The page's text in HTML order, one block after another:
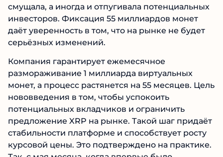
смущала, а иногда и отпугивала потенциальных
инвесторов. Фиксация 55 миллиардов монет
даёт уверенность в том, что на рынке не будет
серьёзных изменений.
Компания гарантирует ежемесячное
размораживание 1 миллиарда виртуальных
монет, а процесс растянется на 55 месяцев. Цель
нововведения в том, чтобы успокоить
потенциальных вкладчиков и ограничить
предложение XRP на рынке. Такой шаг придаёт
стабильности платформе и способствует росту
курсовой цены. Это подтверждено на практике.